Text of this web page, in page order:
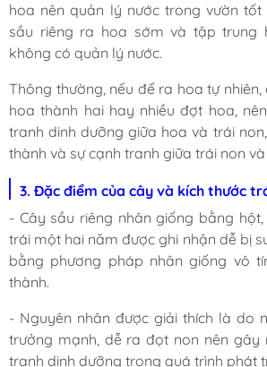
hoa nên quản lý nước trong vườn
sầu riêng ra hoa sớm và tập trung
không có quản lý nước.
Thông thường, nếu để ra hoa tự
hoa thành hai hay nhiều đợt hoa,
tranh dinh dưỡng giữa hoa và trái
thành và sự cạnh tranh giữa trái non
3. Đặc điểm của cây và kích thước
- Cây sầu riêng nhân giống bằng
trái một hai năm được ghi nhận dễ bị
bằng phương pháp nhân giống vô
thành.
- Nguyên nhân được giải thích là do
trưởng mạnh, dễ ra đọt non nên gây
tranh dinh dưỡng trong quá trình phát